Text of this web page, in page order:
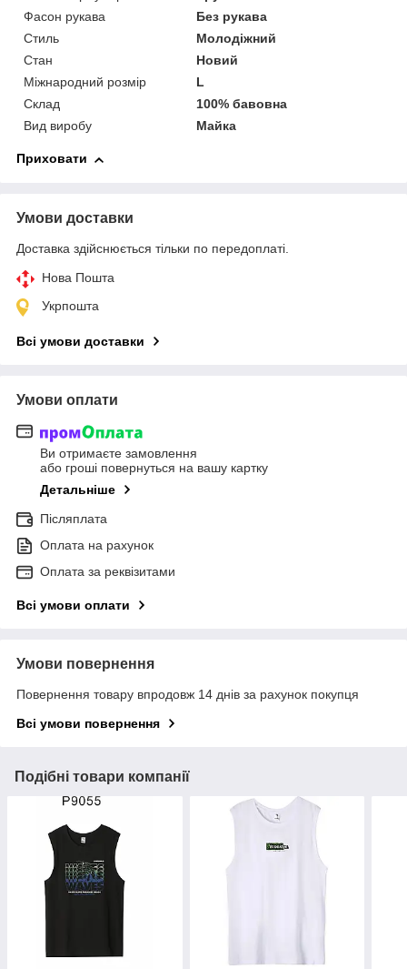
Фасон рукава
Без рукава
Стиль
Молодіжний
Стан
Новий
Міжнародний розмір
L
Склад
100% бавовна
Вид виробу
Майка
Приховати
Умови доставки
Доставка здійснюється тільки по передоплаті.
Нова Пошта
Укрпошта
Всі умови доставки
Умови оплати
Ви отримаєте замовлення
або гроші повернуться на вашу картку
Детальніше
Післяплата
Оплата на рахунок
Оплата за реквізитами
Всі умови оплати
Умови повернення
Повернення товару впродовж 14 днів за рахунок покупця
Всі умови повернення
Подібні товари компанії